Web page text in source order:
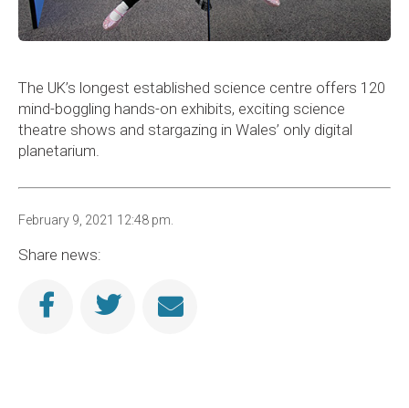
The UK’s longest established science centre offers 120
mind-boggling hands-on exhibits, exciting science
theatre shows and stargazing in Wales’ only digital
planetarium.
February 9, 2021 12:48 pm.
Share news: